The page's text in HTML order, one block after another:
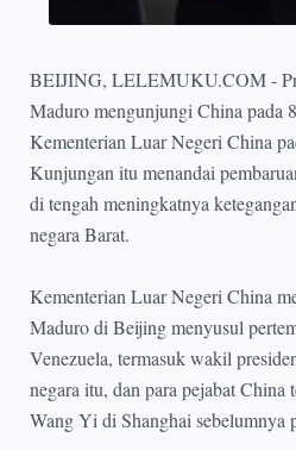
BEIJING, LELEMUKU.COM -
Maduro mengunjungi China pada
Kementerian Luar Negeri China
Kunjungan itu menandai
di tengah meningkatnya
negara Barat.
Kementerian Luar Negeri China
Maduro di Beijing menyusul
Venezuela, termasuk wakil
negara itu, dan para pejabat China
Wang Yi di Shanghai sebelumnya